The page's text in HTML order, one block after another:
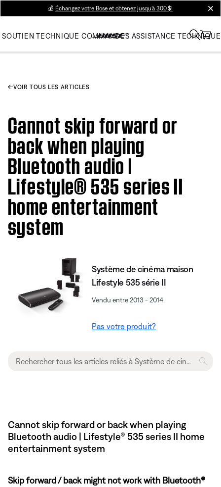
💰 Échangez votre Bose et obtenez jusqu’à 300 $!
SOUTIEN TECHNIQUE COMMANDES ASSISTANCE TECHNIQUE
VOIR TOUS LES ARTICLES
Cannot skip forward or
back when playing
Bluetooth audio |
Lifestyle® 535 series II
home entertainment
system
Système de cinéma maison
Lifestyle 535 série II
Vendu entre 2013 - 2014
Pas votre produit?
Cannot skip forward or back when playing
Bluetooth audio | Lifestyle® 535 series II home
entertainment system
Skip forward / back might not work with Bluetooth®